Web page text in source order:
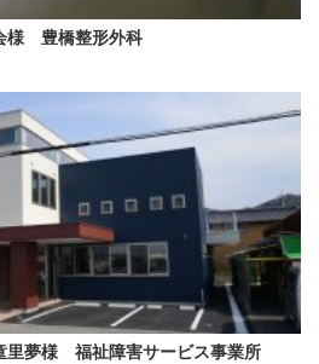
様 豊橋整形外科
里夢様 福祉障害サービス事業所